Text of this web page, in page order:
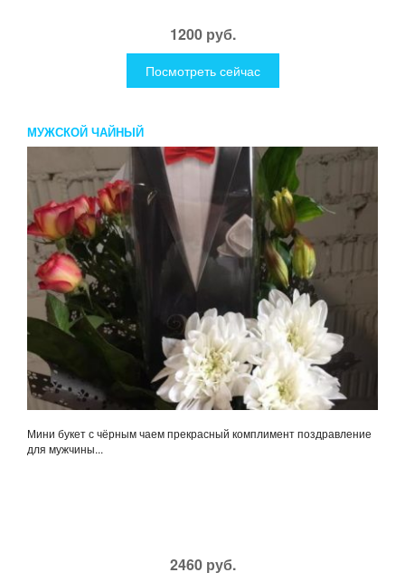
1200 руб.
Посмотреть сейчас
МУЖСКОЙ ЧАЙНЫЙ
Мини букет с чёрным чаем прекрасный комплимент поздравление
для мужчины...
2460 руб.